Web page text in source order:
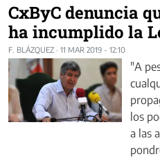
CxByC denuncia
ha incumplido la
F. BLÁZQUEZ · 11 MAR 2019 - 12:10
"A
los
a las